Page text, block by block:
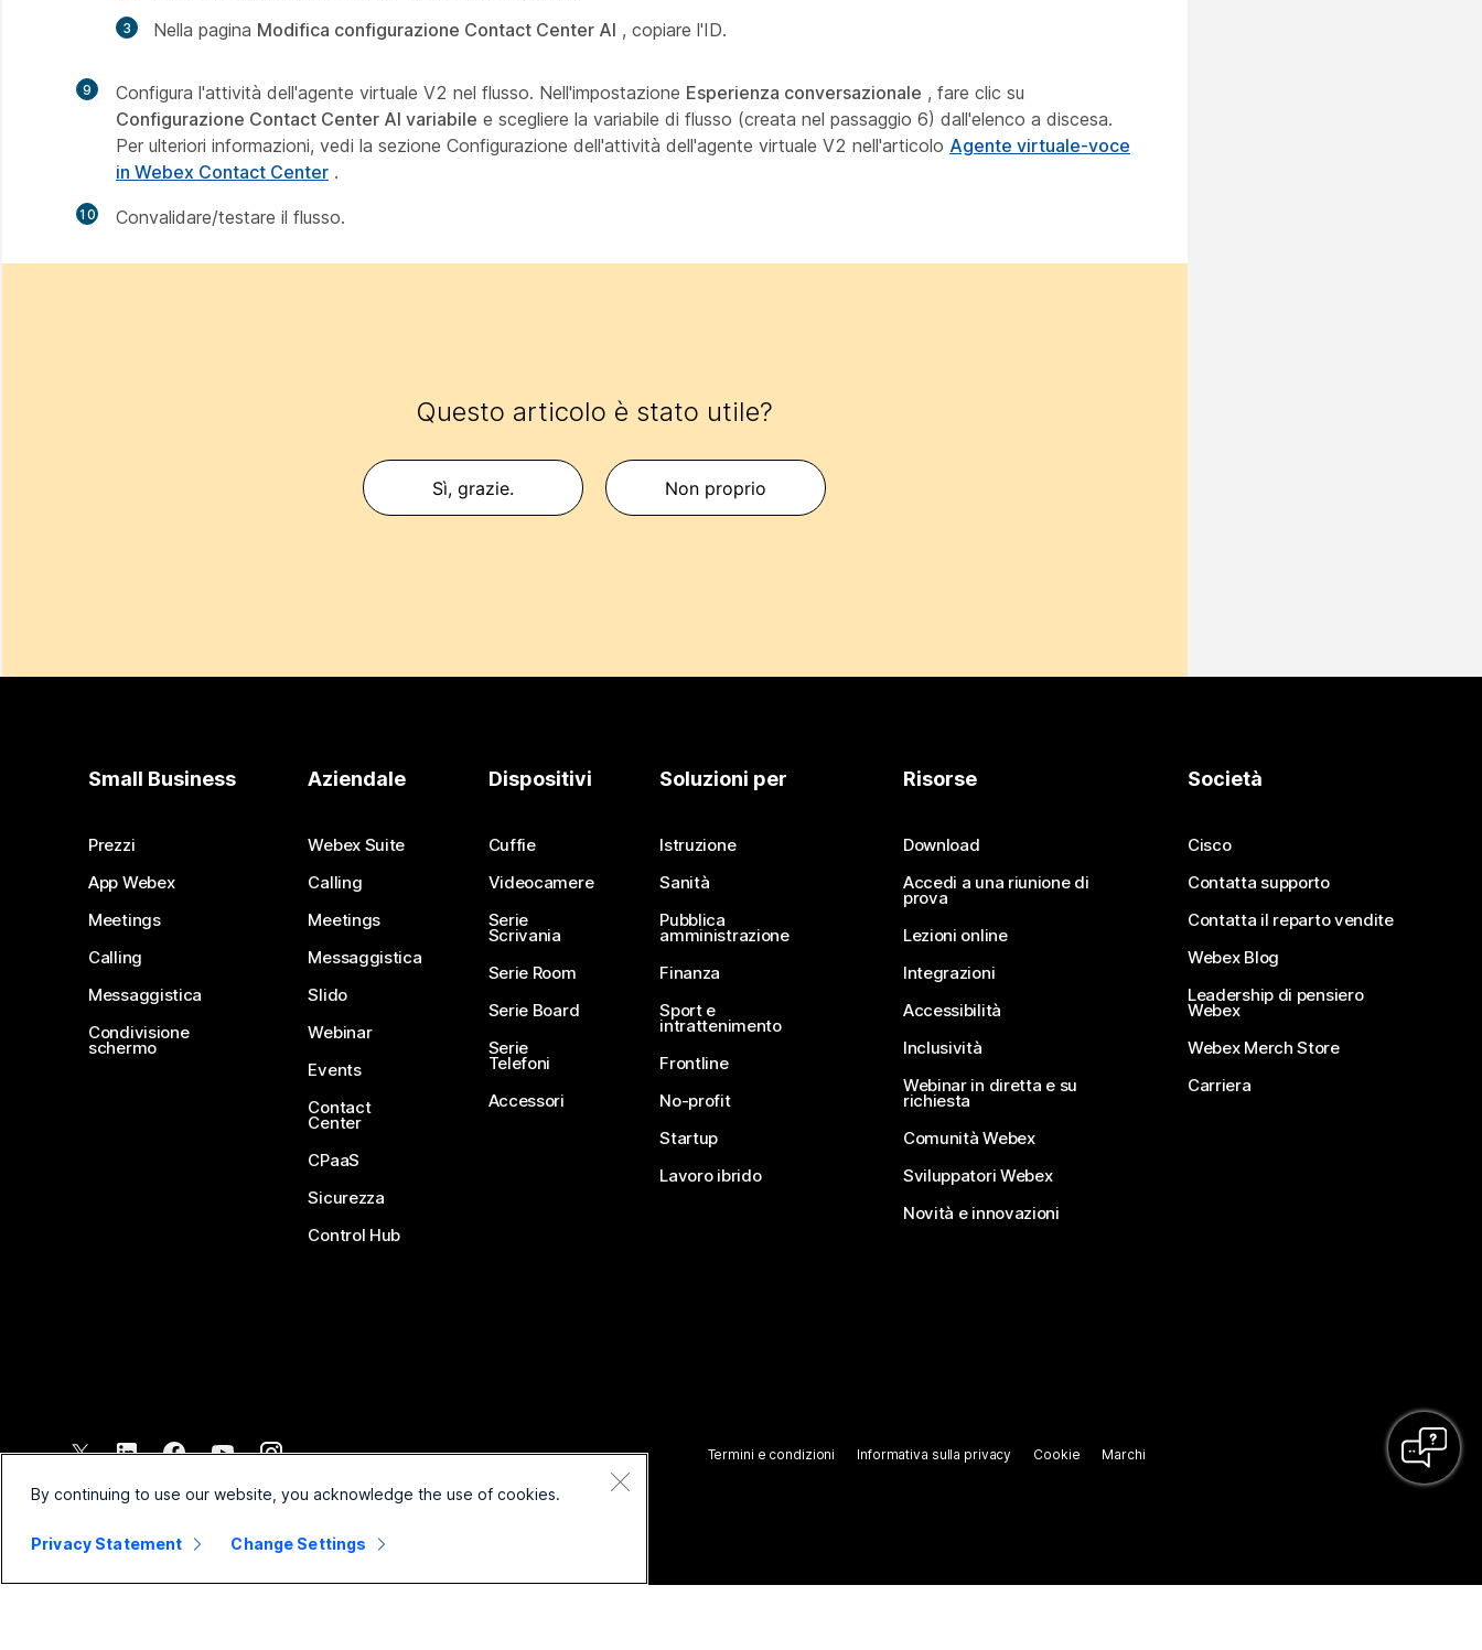
Nella pagina Modifica configurazione Contact Center AI , copiare l'ID.
9 Configura l'attività dell'agente virtuale V2 nel flusso. Nell'impostazione Esperienza conversazionale , fare clic su
Configurazione Contact Center AI variabile e scegliere la variabile di flusso (creata nel passaggio 6) dall'elenco a discesa.
Per ulteriori informazioni, vedi la sezione Configurazione dell'attività dell'agente virtuale V2 nell'articolo Agente virtuale-voce
in Webex Contact Center .
10 Convalidare/testare il flusso.
Questo articolo è stato utile?
Sì, grazie. Non proprio
Small Business
Prezzi
App Webex
Meetings
Calling
Messaggistica
Condivisione
schermo
Aziendale
Webex Suite
Calling
Meetings
Messaggistica
Slido
Webinar
Events
Contact
Center
CPaaS
Sicurezza
Control Hub
Dispositivi
Cuffie
Videocamere
Serie
Scrivania
Serie Room
Serie Board
Serie
Telefoni
Accessori
Soluzioni per
Istruzione
Sanità
Pubblica
amministrazione
Finanza
Sport e
intrattenimento
Frontline
No-profit
Startup
Lavoro ibrido
Risorse
Download
Accedi a una riunione di
prova
Lezioni online
Integrazioni
Accessibilità
Inclusività
Webinar in diretta e su
richiesta
Comunità Webex
Sviluppatori Webex
Novità e innovazioni
Società
Cisco
Contatta supporto
Contatta il reparto vendite
Webex Blog
Leadership di pensiero
Webex
Webex Merch Store
Carriera
2026 Cisco e/o relative affiliate. Tutti i diritti riservati.
Termini e condizioni Informativa sulla privacy Cookie Marchi
By continuing to use our website, you acknowledge the use of cookies.
Privacy Statement Change Settings